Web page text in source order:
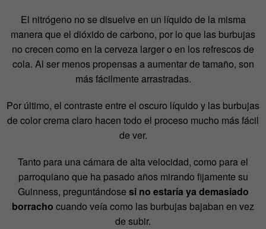
El nitrógeno no se disuelve en un líquido de la misma
manera que el dióxido de carbono, por lo que las burbujas
no crecen como en la cerveza larger o en los refrescos de
cola. Al ser menos propensas a aumentar de tamaño, son
más fácilmente arrastradas.
Por último, el contraste entre el oscuro líquido y las burbujas
de color crema claro hacen todo el proceso mucho más fácil
de ver.
Tanto para una cámara de alta velocidad, como para el
parroquiano que ha pasado años mirando fijamente su
Guinness, preguntándose si no estaría ya demasiado
borracho cuando veía como las burbujas bajaban en vez
de subir.